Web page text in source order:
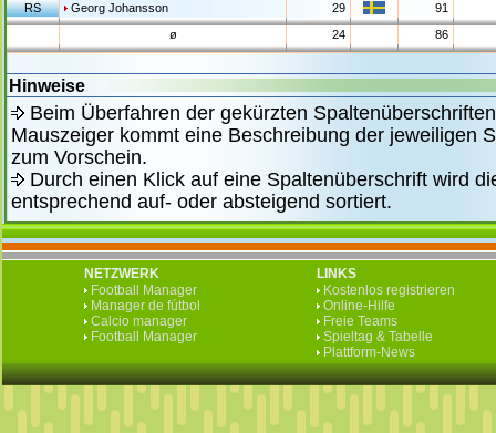
RS
Georg Johansson 29
91
ø
24 86
Hinweise
Beim Überfahren der gekürzten
Mauszeiger kommt eine Beschreibung der jeweiligen
zum Vorschein.
Durch einen Klick auf eine Spaltenüberschrift wird
entsprechend auf- oder absteigend sortiert.
NETZWERK
Football Manager
Manager de fútbol
Calcio manager
Football Manager
LINKS
Kostenlos registrieren
Online-Hilfe
Freie Teams
Spieltag & Tabelle
Plattform-News